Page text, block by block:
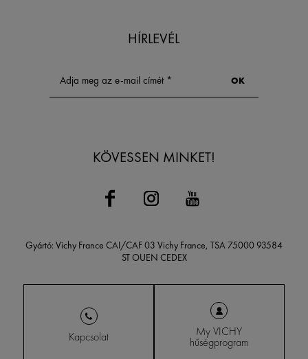
HÍRLEVÉL
KÖVESSEN MINKET!
Gyártó: Vichy France CAI/CAF 03 Vichy France, TSA 75000 93584
ST OUEN CEDEX
Kapcsolat My VICHY
hűségprogram